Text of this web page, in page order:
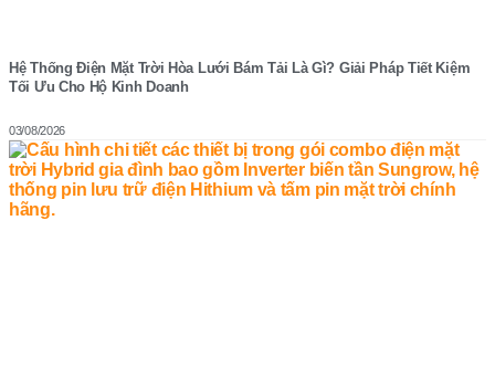
Hệ Thống Điện Mặt Trời Hòa Lưới Bám Tải Là Gì? Giải Pháp Tiết Kiệm
Tối Ưu Cho Hộ Kinh Doanh
03/08/2026